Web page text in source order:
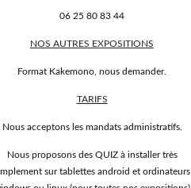
06 25 80 83 44
NOS AUTRES EXPOSITIONS
Format Kakemono, nous demander.
TARIFS
Nous acceptons les mandats administratifs.
Nous proposons des QUIZ à installer très
sur tablettes android et ordinateurs